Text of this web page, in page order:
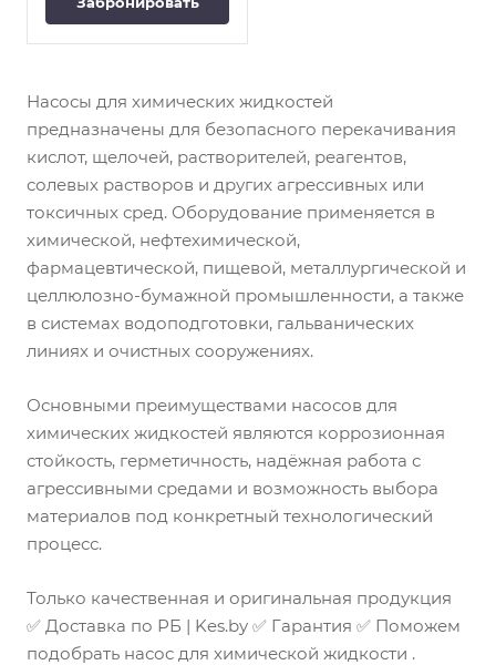
технологиях и других
отраслях
промышленности.
поперечный разъем, в
процессной конструкции,
одноступенчатый, по EN
22 858 / ISO 2858 / ISO 5199,
с вариантом «мокрого»
вала, конусной камерой
уплотнения,
обогреваемым
спиральным корпусом
(CPKN-CHs) и/или
полуоткрытым рабочим
колесом (CPKNO).
Исполнение по ATEX.
Применение: Для
агрессивных жидкостей в
нефтехимической
промышленности, а также
нефтеперерабатывающих
пожаротушения и для
перекачивания рассолов.
Насосы для химических жидкостей
предназначены для безопасного перекачивания
кислот, щелочей, растворителей, реагентов,
солевых растворов и других агрессивных или
токсичных сред. Оборудование применяется в
химической, нефтехимической,
фармацевтической, пищевой, металлургической и
целлюлозно-бумажной промышленности, а также
в системах водоподготовки, гальванических
линиях и очистных сооружениях.
Основными преимуществами насосов для
химических жидкостей являются коррозионная
стойкость, герметичность, надёжная работа с
агрессивными средами и возможность выбора
материалов под конкретный технологический
процесс.
Только качественная и оригинальная продукция
✅ Доставка по РБ | Kes.by ✅ Гарантия ✅ Поможем
подобрать насос для химической жидкости .